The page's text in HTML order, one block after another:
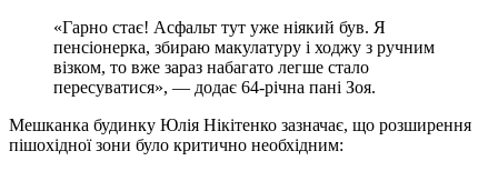
«Гарно стає! Асфальт тут уже ніякий був. Я
пенсіонерка, збираю макулатуру і ходжу з ручним
візком, то вже зараз набагато легше стало
пересуватися», — додає 64-річна пані Зоя.
Мешканка будинку Юлія Нікітенко зазначає, що розширення
пішохідної зони було критично необхідним: